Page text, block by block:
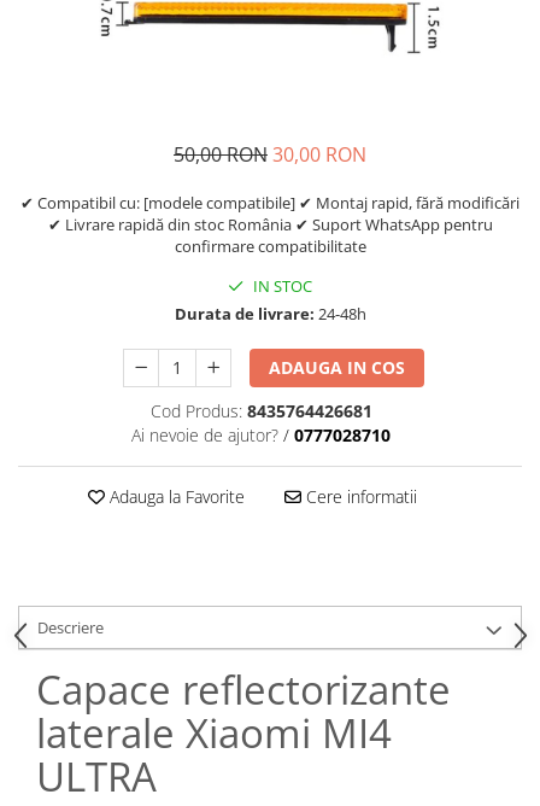
https://www.doctortrotineta.ro/cadru
Aparatori (aripi)
Cricuri trotineta
50,00 RON30,00 RON
✔ Compatibil cu: [modele compatibile] ✔ Montaj rapid, fără modificări
✔ Livrare rapidă din stoc România ✔ Suport WhatsApp pentru
confirmare compatibilitate
IN STOC
Durata de livrare: 24-48h
ADAUGA IN COS
Cod Produs: 8435764426681
Ai nevoie de ajutor? / 0777028710
Adauga la Favorite Cere informatii
Descriere
Capace reflectorizante
laterale Xiaomi MI4
ULTRA